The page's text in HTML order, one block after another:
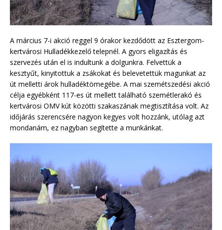
A március 7-i akció reggel 9 órakor kezdődött az Esztergom-
kertvárosi Hulladékkezelő telepnél. A gyors eligazítás és
szervezés után el is indultunk a dolgunkra. Felvettük a
kesztyűt, kinyitottuk a zsákokat és belevetettük magunkat az
út melletti árok hulladéktömegébe. A mai szemétszedési akció
célja egyébként 117-es út mellett található szemétlerakó és
kertvárosi OMV kút közötti szakaszának megtisztítása volt. Az
időjárás szerencsére nagyon kegyes volt hozzánk, utólag azt
mondanám, ez nagyban segítette a munkánkat.